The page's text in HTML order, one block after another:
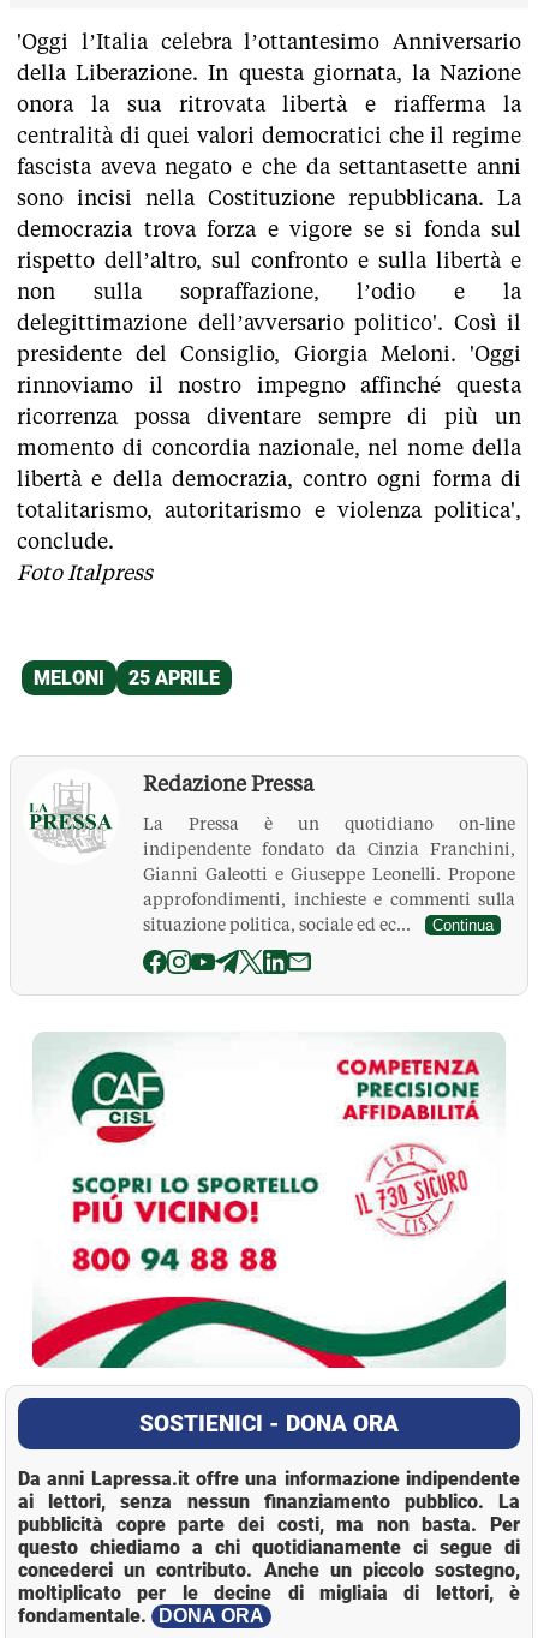
'Oggi l’Italia celebra l’ottantesimo Anniversario
della Liberazione. In questa giornata, la Nazione
onora la sua ritrovata libertà e riafferma la
centralità di quei valori democratici che il regime
fascista aveva negato e che da settantasette anni
sono incisi nella Costituzione repubblicana. La
democrazia trova forza e vigore se si fonda sul
rispetto dell’altro, sul confronto e sulla libertà e
non sulla sopraffazione, l’odio e la
delegittimazione dell’avversario politico'. Così il
presidente del Consiglio, Giorgia Meloni. 'Oggi
rinnoviamo il nostro impegno affinché questa
ricorrenza possa diventare sempre di più un
momento di concordia nazionale, nel nome della
libertà e della democrazia, contro ogni forma di
totalitarismo, autoritarismo e violenza politica',
conclude.
Foto Italpress
Redazione Pressa
La Pressa è un quotidiano on-line
indipendente fondato da Cinzia Franchini,
Gianni Galeotti e Giuseppe Leonelli. Propone
approfondimenti, inchieste e commenti sulla
situazione politica, sociale ed ec...
Continua
La Pressa
SOSTIENICI - DONA ORA
Da anni Lapressa.it offre una informazione indipendente
ai lettori, senza nessun finanziamento pubblico. La
pubblicità copre parte dei costi, ma non basta. Per
questo chiediamo a chi quotidianamente ci segue di
concederci un contributo. Anche un piccolo sostegno,
moltiplicato per le decine di migliaia di lettori, è
fondamentale.
DONA ORA